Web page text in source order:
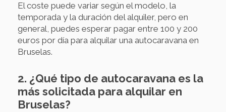
El coste puede variar según el modelo, la
temporada y la duración del alquiler, pero en
general, puedes esperar pagar entre 100 y 200
euros por día para alquilar una autocaravana en
Bruselas.
2. ¿Qué tipo de autocaravana es la
más solicitada para alquilar en
Bruselas?